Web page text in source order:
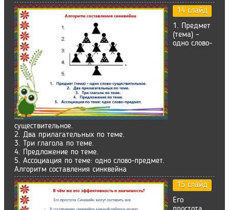
14 слайд
1. Предмет
(тема) –
одно слово-
существительное.
2. Два прилагательных по теме.
3. Три глагола по теме.
4. Предложение по теме.
5. Ассоциация по теме: одно слово-предмет.
Алгоритм составления синквейна
15 слайд
Его